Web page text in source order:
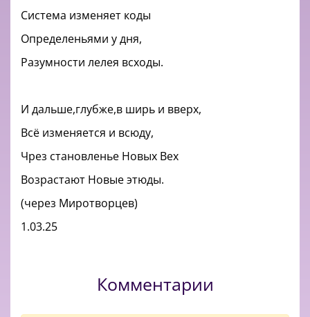
Система изменяет коды
Определеньями у дня,
Разумности лелея всходы.
И дальше,глубже,в ширь и вверх,
Всё изменяется и всюду,
Чрез становленье Новых Вех
Возрастают Новые этюды.
(через Миротворцев)
1.03.25
Комментарии